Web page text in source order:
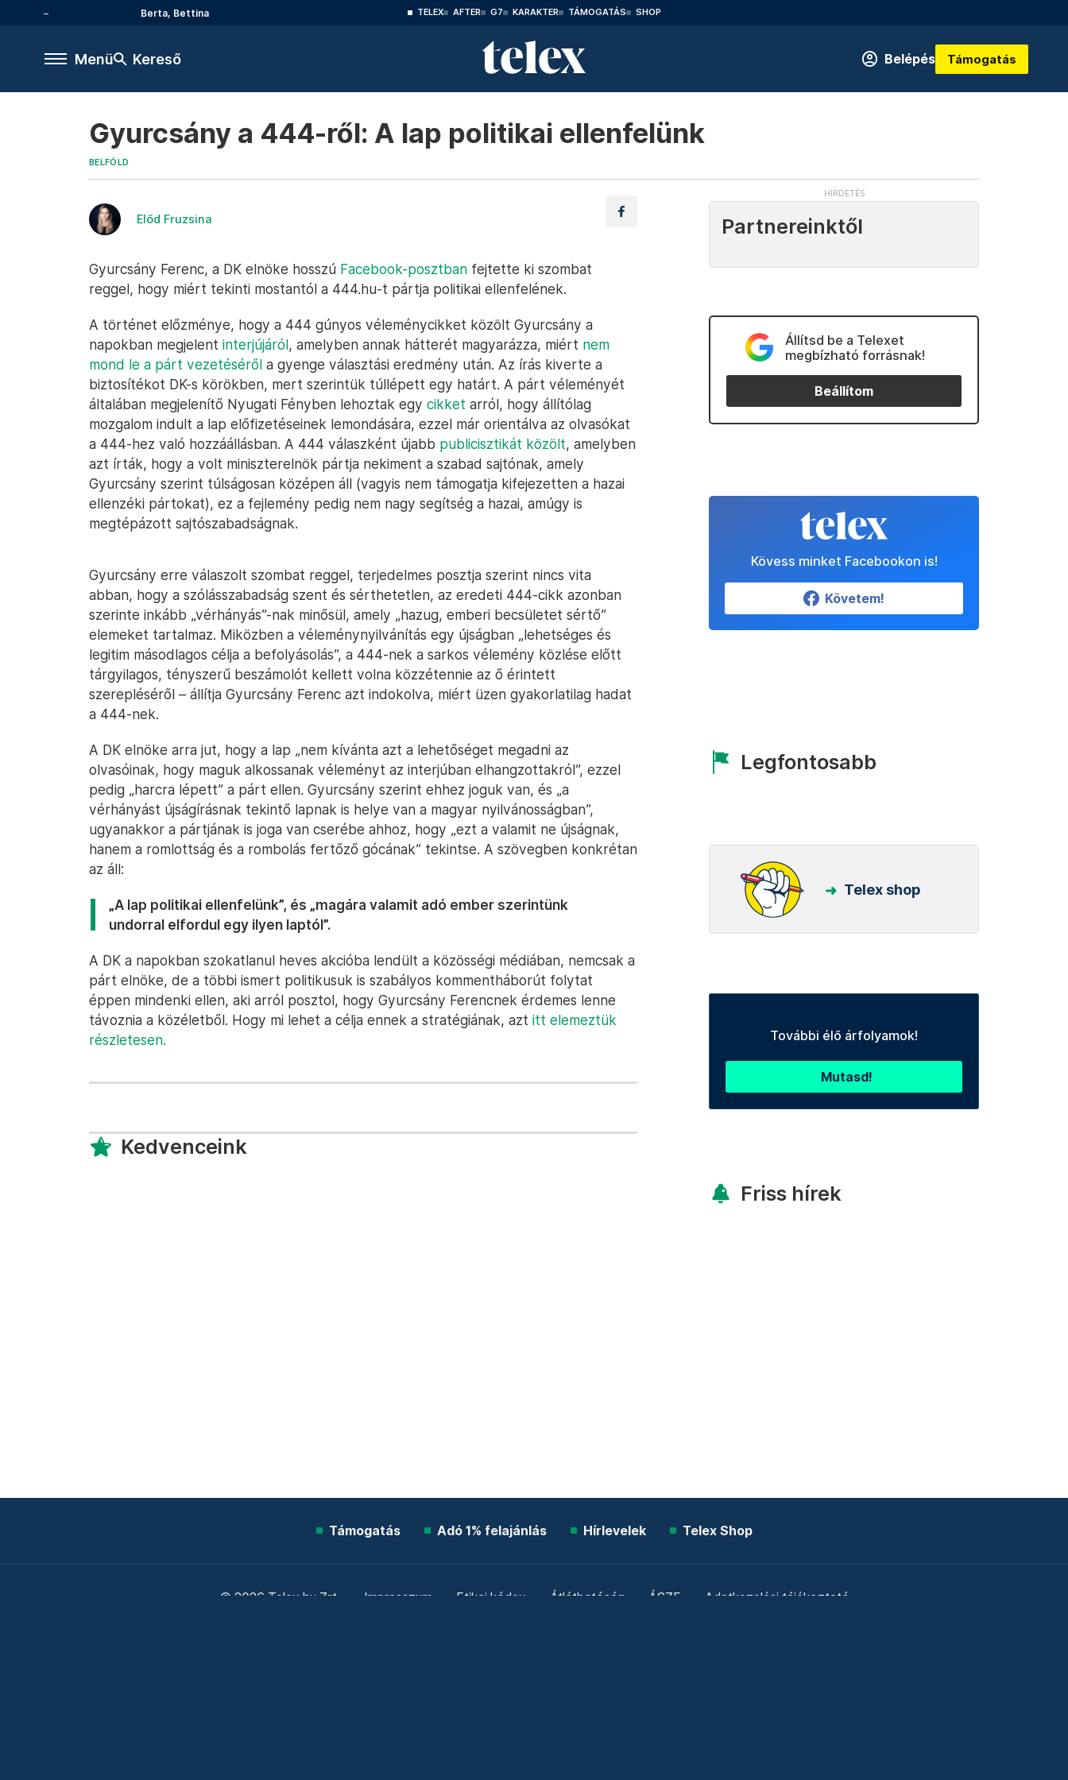
Berta, Bettina TELEX AFTER G7 KARAKTER TÁMOGATÁS SHOP
Menü Kereső Belépés Támogatás
Gyurcsány a 444-ről: A lap politikai ellenfelünk
BELFÖLD
Előd Fruzsina
Gyurcsány Ferenc, a DK elnöke hosszú Facebook-posztban fejtette ki szombat
reggel, hogy miért tekinti mostantól a 444.hu-t pártja politikai ellenfelének.
A történet előzménye, hogy a 444 gúnyos véleménycikket közölt Gyurcsány a
napokban megjelent interjújáról, amelyben annak hátterét magyarázza, miért nem
mond le a párt vezetéséről a gyenge választási eredmény után. Az írás kiverte a
biztosítékot DK-s körökben, mert szerintük túllépett egy határt. A párt véleményét
általában megjelenítő Nyugati Fényben lehoztak egy cikket arról, hogy állítólag
mozgalom indult a lap előfizetéseinek lemondására, ezzel már orientálva az olvasókat
a 444-hez való hozzáállásban. A 444 válaszként újabb publicisztikát közölt, amelyben
azt írták, hogy a volt miniszterelnök pártja nekiment a szabad sajtónak, amely
Gyurcsány szerint túlságosan középen áll (vagyis nem támogatja kifejezetten a hazai
ellenzéki pártokat), ez a fejlemény pedig nem nagy segítség a hazai, amúgy is
megtépázott sajtószabadságnak.
Gyurcsány erre válaszolt szombat reggel, terjedelmes posztja szerint nincs vita
abban, hogy a szólásszabadság szent és sérthetetlen, az eredeti 444-cikk azonban
szerinte inkább „vérhányás”-nak minősül, amely „hazug, emberi becsületet sértő”
elemeket tartalmaz. Miközben a véleménynyilvánítás egy újságban „lehetséges és
legitim másodlagos célja a befolyásolás”, a 444-nek a sarkos vélemény közlése előtt
tárgyilagos, tényszerű beszámolót kellett volna közzétennie az ő érintett
szerepléséről – állítja Gyurcsány Ferenc azt indokolva, miért üzen gyakorlatilag hadat
a 444-nek.
A DK elnöke arra jut, hogy a lap „nem kívánta azt a lehetőséget megadni az
olvasóinak, hogy maguk alkossanak véleményt az interjúban elhangzottakról”, ezzel
pedig „harcra lépett” a párt ellen. Gyurcsány szerint ehhez joguk van, és „a
vérhányást újságírásnak tekintő lapnak is helye van a magyar nyilvánosságban”,
ugyanakkor a pártjának is joga van cserébe ahhoz, hogy „ezt a valamit ne újságnak,
hanem a romlottság és a rombolás fertőző gócának” tekintse. A szövegben konkrétan
az áll:
„A lap politikai ellenfelünk”, és „magára valamit adó ember szerintünk
undorral elfordul egy ilyen laptól”.
A DK a napokban szokatlanul heves akcióba lendült a közösségi médiában, nemcsak a
párt elnöke, de a többi ismert politikusuk is szabályos kommentháborút folytat
éppen mindenki ellen, aki arról posztol, hogy Gyurcsány Ferencnek érdemes lenne
távoznia a közéletből. Hogy mi lehet a célja ennek a stratégiának, azt itt elemeztük
részletesen.
Kedvenceink
Partnereinktől
Állítsd be a Telexet
megbízható forrásnak!
Beállítom
Kövess minket Facebookon is!
Követem!
Legfontosabb
Telex shop
További élő árfolyamok!
Mutasd!
Friss hírek
Támogatás Adó 1% felajánlás Hírlevelek Telex Shop
© 2026 Telex.hu Zrt. Impresszum Etikai kódex Átláthatóság ÁSZF Adatkezelési tájékoztató